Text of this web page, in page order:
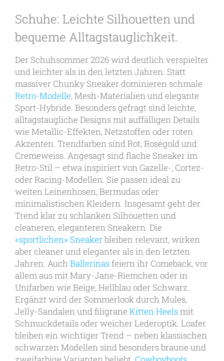
Schuhe: Leichte Silhouetten und
bequeme Alltagstauglichkeit.
Der Schuhsommer 2026 wird deutlich verspielter
und leichter als in den letzten Jahren. Statt
massiver Chunky Sneaker dominieren schmale
Retro-Modelle, Mesh-Materialien und elegante
Sport-Hybride. Besonders gefragt sind leichte,
alltagstaugliche Designs mit auffälligen Details
wie Metallic-Effekten, Netzstoffen oder roten
Akzenten. Trendfarben sind Rot, Roségold und
Cremeweiss. Angesagt sind flache Sneaker im
Retro-Stil – etwa inspiriert von Gazelle-, Cortez-
oder Racing-Modellen. Sie passen ideal zu
weiten Leinenhosen, Bermudas oder
minimalistischen Kleidern. Insgesamt geht der
Trend klar zu schlanken Silhouetten und
cleaneren, eleganteren Sneakern. Die
«sportlichen» Sneakerbleiben relevant, wirken
aber cleaner und eleganter als in den letzten
Jahren. Auch Ballerinasfeiern ihr Comeback, vor
allem aus mit Mary-Jane-Riemchen oder in
Unifarben wie Beige, Hellblau oder Schwarz.
Ergänzt wird der Sommerlook durch Mules,
Jelly-Sandalen und filigrane Kitten Heelsmit
Schmuckdetails oder weicher Lederoptik. Loafer
bleiben ein wichtiger Trend – neben klassischen
schwarzen Modellen sind besonders braune und